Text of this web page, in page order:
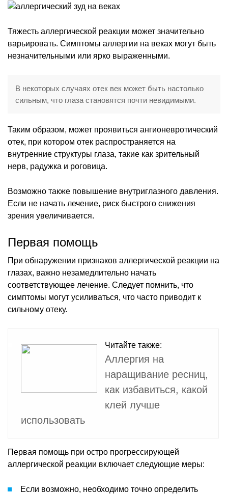
Тяжесть аллергической реакции может значительно
варьировать. Симптомы аллергии на веках могут быть
незначительными или ярко выраженными.
В некоторых случаях отек век может быть настолько
сильным, что глаза становятся почти невидимыми.
Таким образом, может проявиться ангионевротический
отек, при котором отек распространяется на
внутренние структуры глаза, такие как зрительный
нерв, радужка и роговица.
Возможно также повышение внутриглазного давления.
Если не начать лечение, риск быстрого снижения
зрения увеличивается.
Первая помощь
При обнаружении признаков аллергической реакции на
глазах, важно незамедлительно начать
соответствующее лечение. Следует помнить, что
симптомы могут усиливаться, что часто приводит к
сильному отеку.
Читайте также:
Аллергия на
наращивание ресниц,
как избавиться, какой
клей лучше
использовать
Первая помощь при остро прогрессирующей
аллергической реакции включает следующие меры:
Если возможно, необходимо точно определить